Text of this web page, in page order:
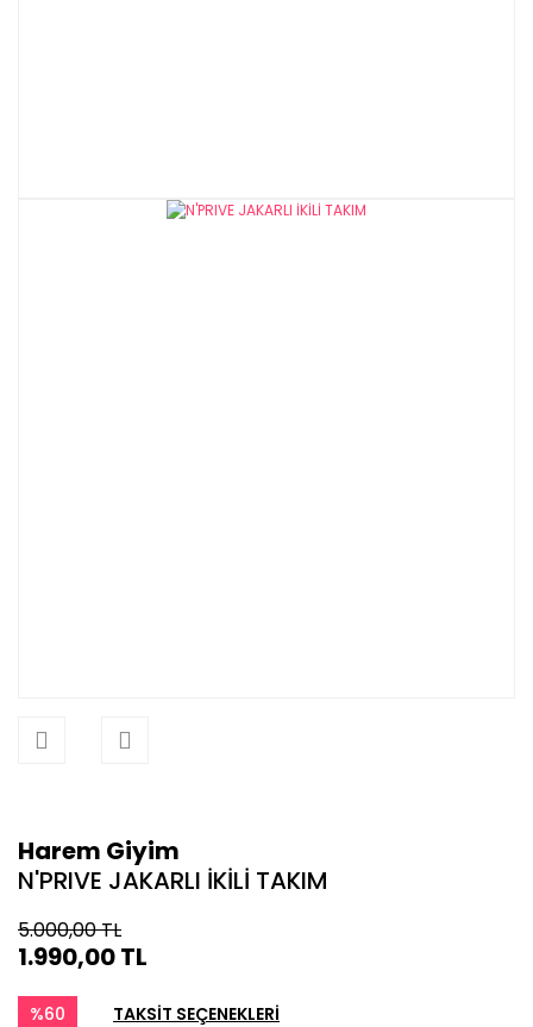
Harem Giyim
N'PRIVE JAKARLI İKİLİ TAKIM
5.000,00 TL
1.990,00 TL
%60 TAKSİT SEÇENEKLERİ